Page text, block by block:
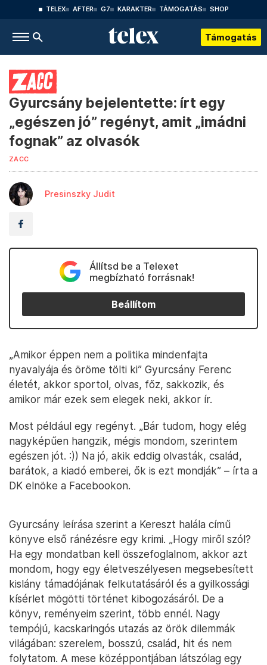
TELEX AFTER G7 KARAKTER TÁMOGATÁS SHOP
Támogatás
Gyurcsány bejelentette: írt egy
„egészen jó” regényt, amit „imádni
fognak” az olvasók
ZACC
Presinszky Judit
Állítsd be a Telexet
megbízható forrásnak!
Beállítom
„Amikor éppen nem a politika mindenfajta
nyavalyája és öröme tölti ki” Gyurcsány Ferenc
életét, akkor sportol, olvas, főz, sakkozik, és
amikor már ezek sem elegek neki, akkor ír.
Most például egy regényt. „Bár tudom, hogy elég
nagyképűen hangzik, mégis mondom, szerintem
egészen jót. :)) Na jó, akik eddig olvasták, család,
barátok, a kiadó emberei, ők is ezt mondják” – írta a
DK elnöke a Facebookon.
Gyurcsány leírása szerint a Kereszt halála című
könyve első ránézésre egy krimi. „Hogy miről szól?
Ha egy mondatban kell összefoglalnom, akkor azt
mondom, hogy egy életveszélyesen megsebesített
kislány támadójának felkutatásáról és a gyilkossági
kísérlet mögötti történet kibogozásáról. De a
könyv, reményeim szerint, több ennél. Nagy
tempójú, kacskaringós utazás az örök dilemmák
világában: szerelem, bosszú, család, hit és nem
folytatom. A mese középpontjában látszólag egy